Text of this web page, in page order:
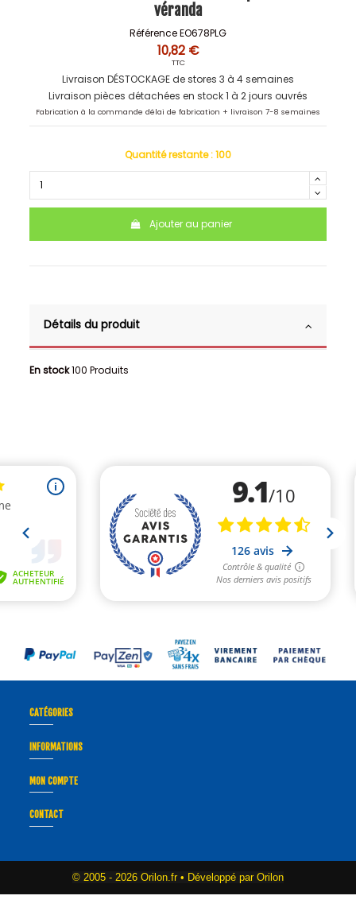
véranda
RéférenceEO678PLG
10,82 €
TTC
Livraison DÉSTOCKAGE de stores 3 à 4 semaines
Livraison pièces détachées en stock 1 à 2 jours ouvrés
Fabrication à la commande délai de fabrication + livraison 7-8 semaines
Quantité restante :100
Ajouter au panier
Détails du produit
En stock100 Produits
CATÉGORIES
INFORMATIONS
MON COMPTE
CONTACT
© 2005 - 2026 Orilon.fr • Développé par Orilon